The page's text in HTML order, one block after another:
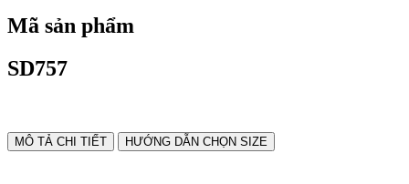
Mã sản phẩm
SD757
MÔ TẢ CHI TIẾT HƯỚNG DẪN CHỌN SIZE